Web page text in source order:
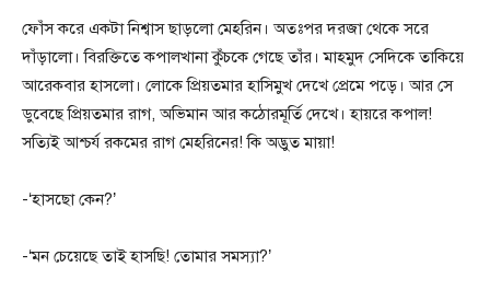
ফোঁস করে একটা নিশ্বাস ছাড়লো মেহরিন। অতঃপর দরজা থেকে সরে
দাঁড়ালো। বিরক্তিতে কপালখানা কুঁচকে গেছে তাঁর। মাহমুদ সেদিকে তাকিয়ে
আরেকবার হাসলো। লোকে প্রিয়তমার হাসিমুখ দেখে প্রেমে পড়ে। আর সে
ডুবেছে প্রিয়তমার রাগ, অভিমান আর কঠোরমূর্তি দেখে। হায়রে কপাল!
সত্যিই আশ্চর্য রকমের রাগ মেহরিনের! কি অদ্ভুত মায়া!
-‘হাসছো কেন?’
-‘মন চেয়েছে তাই হাসছি! তোমার সমস্যা?’